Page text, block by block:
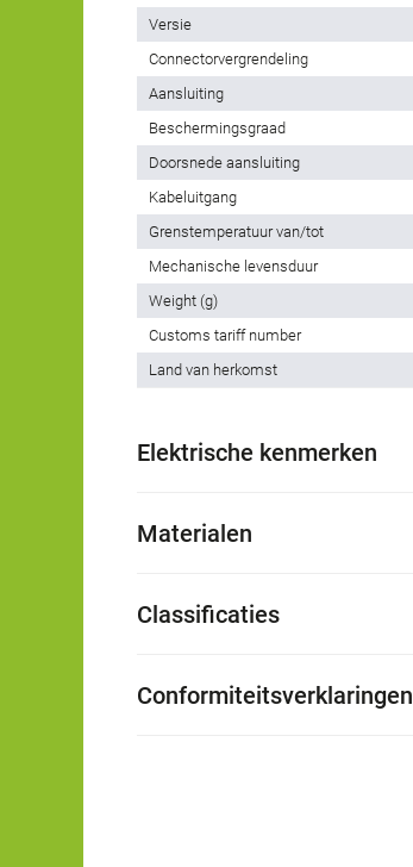
Versie
Connectorvergrendeling
Aansluiting
Beschermingsgraad
Doorsnede aansluiting
Kabeluitgang
Grenstemperatuur van/tot
Mechanische levensduur
Weight (g)
Customs tariff number
Land van herkomst
Elektrische kenmerken
Materialen
Classificaties
Conformiteitsverklaringen